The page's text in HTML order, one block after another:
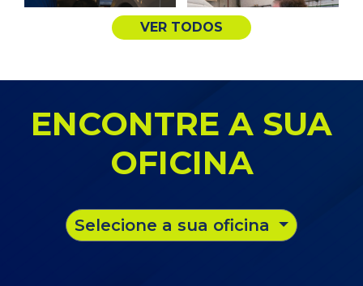
EQUILIBRAGEM DE
PNEUS
HIGIENIZAÇÃO DE
CARROS
ENCONTRE A SUA
OFICINA
Selecione a sua oficina